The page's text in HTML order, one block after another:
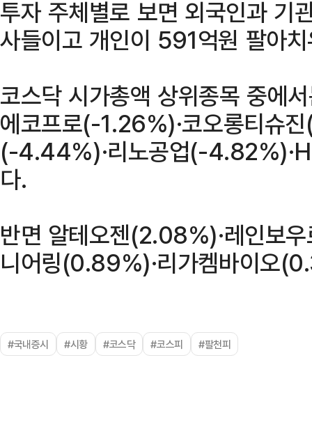
투자 주체별로 보면 외국인과
사들이고 개인이 591억원 팔아
코스닥 시가총액 상위종목 중에
에코프로(-1.26%)·코오롱티슈
(-4.44%)·리노공업(-
다.
반면 알테오젠(2.08%)·레인보
니어링(0.89%)·리가켐바이오
#국내증시 #시황 #코스닥 #코스피 #팔천피